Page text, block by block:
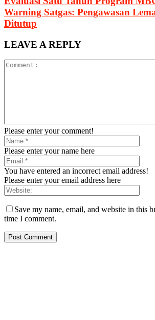
Warning Satgas: Pengawasan
Ditutup
LEAVE A REPLY
Please enter your comment!
Please enter your name here
You have entered an incorrect email address!
Please enter your email address here
Save my name, email, and website in this
time I comment.